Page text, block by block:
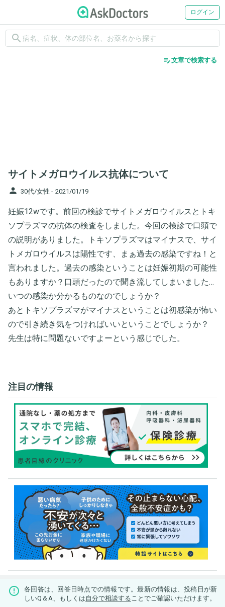
ログイン
search
edit_note文章で検索する
サイトメガロウイルス抗体について
person 30代/女性 - 2021/01/19
妊娠12wです。前回の検診でサイトメガロウイルスとトキ
ソプラズマの抗体の検査をしました。今回の検診で口頭で
の説明がありました。トキソプラズマはマイナスで、サイ
トメガロウイルスは陽性です、まぁ過去の感染ですね！と
言われました。過去の感染ということは妊娠初期の可能性
もありますか？口頭だったので聞き流してしまいました…
いつの感染か分かるものなのでしょうか？
あとトキソプラズマがマイナスということは初感染が怖い
ので引き続き気をつければいいということでしょうか？
先生は特に問題ないですよーという感じでした。
注目の情報
各回答は、回答日時点での情報です。最新の情報は、投稿日が新
しいQ＆A、もしくは自分で相談する ことでご確認いただけます。